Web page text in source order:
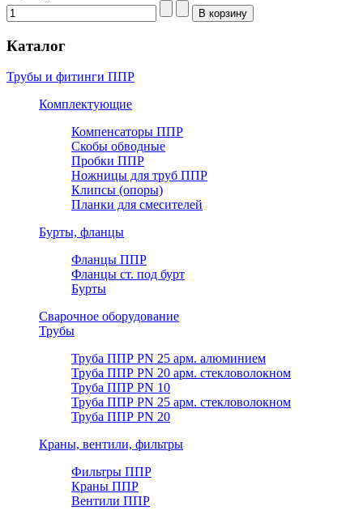
Каталог
Трубы и фитинги ППР
Комплектующие
Компенсаторы ППР
Скобы обводные
Пробки ППР
Ножницы для труб ППР
Клипсы (опоры)
Планки для смесителей
Бурты, фланцы
Фланцы ППР
Фланцы ст. под бурт
Бурты
Сварочное оборудование
Трубы
Труба ППР PN 25 арм. алюминием
Труба ППР PN 20 арм. стекловолокном
Труба ППР PN 10
Труба ППР PN 25 арм. стекловолокном
Труба ППР PN 20
Краны, вентили, фильтры
Фильтры ППР
Краны ППР
Вентили ППР